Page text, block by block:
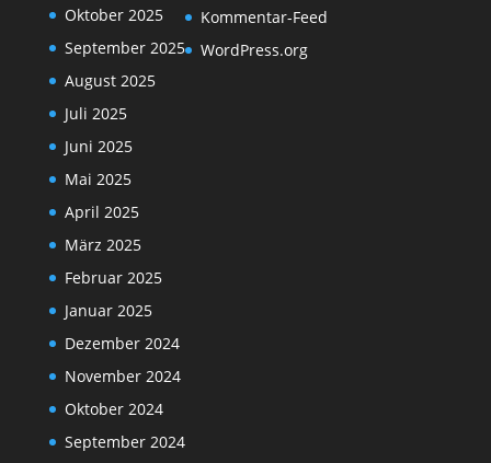
Oktober 2025
September 2025
August 2025
Juli 2025
Juni 2025
Mai 2025
April 2025
März 2025
Februar 2025
Januar 2025
Dezember 2024
November 2024
Oktober 2024
September 2024
Kommentar-Feed
WordPress.org